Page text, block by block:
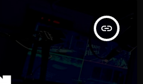
insert_link